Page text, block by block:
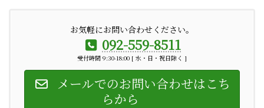
お気軽にお問い合わせください。
092-559-8511
受付時間 9:30-18:00 [ 水・日・祝日除く ]
メールでのお問い合わせはこち
らから